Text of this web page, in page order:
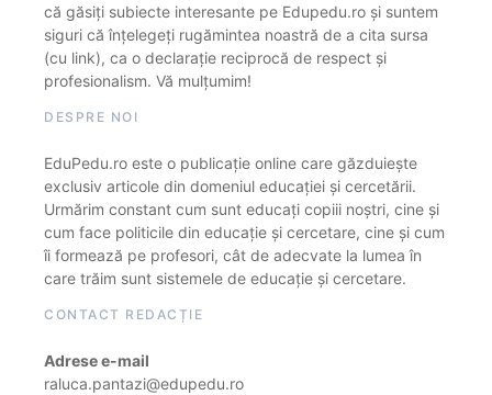
că găsiți subiecte interesante pe Edupedu.ro și suntem
siguri că înțelegeți rugămintea noastră de a cita sursa
(cu link), ca o declarație reciprocă de respect și
profesionalism. Vă mulțumim!
DESPRE NOI
EduPedu.ro este o publicație online care găzduiește
exclusiv articole din domeniul educației și cercetării.
Urmărim constant cum sunt educați copiii noștri, cine și
cum face politicile din educație și cercetare, cine și cum
îi formează pe profesori, cât de adecvate la lumea în
care trăim sunt sistemele de educație și cercetare.
CONTACT REDACȚIE
Adrese e-mail
raluca.pantazi@edupedu.ro